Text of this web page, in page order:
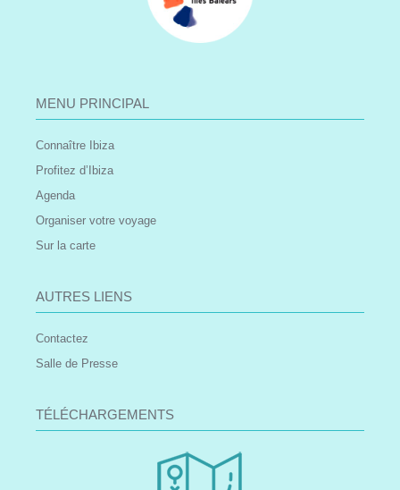
MENU PRINCIPAL
Connaître Ibiza
Profitez d’Ibiza
Agenda
Organiser votre voyage
Sur la carte
AUTRES LIENS
Contactez
Salle de Presse
TÉLÉCHARGEMENTS